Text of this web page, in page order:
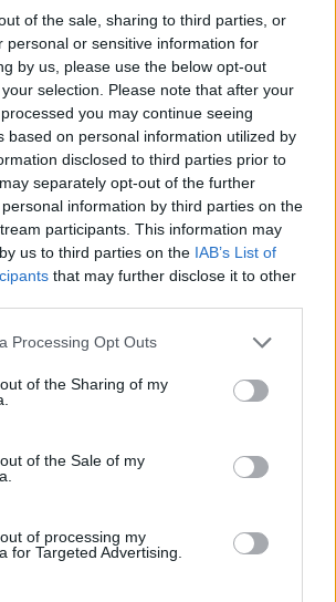
of the sale, sharing to third parties, or
personal or sensitive information for
by us, please use the below opt-out
selection. Please note that after your
you may continue seeing
based on personal information utilized by
disclosed to third parties prior to
separately opt-out of the further
information by third parties on the
participants. This information may
us to third parties on the IAB’s List of
that may further disclose it to other
Processing Opt Outs
of the Sharing of my
of the Sale of my
of processing my
for Targeted Advertising.
starea de
într-un spital din Milano:
de coronavirus, fratele e și el
refuză să-mi facă testul!”
ad